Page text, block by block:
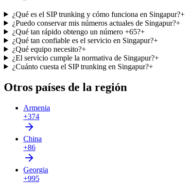
¿Qué es el SIP trunking y cómo funciona en Singapur?+
¿Puedo conservar mis números actuales de Singapur?+
¿Qué tan rápido obtengo un número +65?+
¿Qué tan confiable es el servicio en Singapur?+
¿Qué equipo necesito?+
¿El servicio cumple la normativa de Singapur?+
¿Cuánto cuesta el SIP trunking en Singapur?+
Otros países de la región
Armenia
+374
China
+86
Georgia
+995